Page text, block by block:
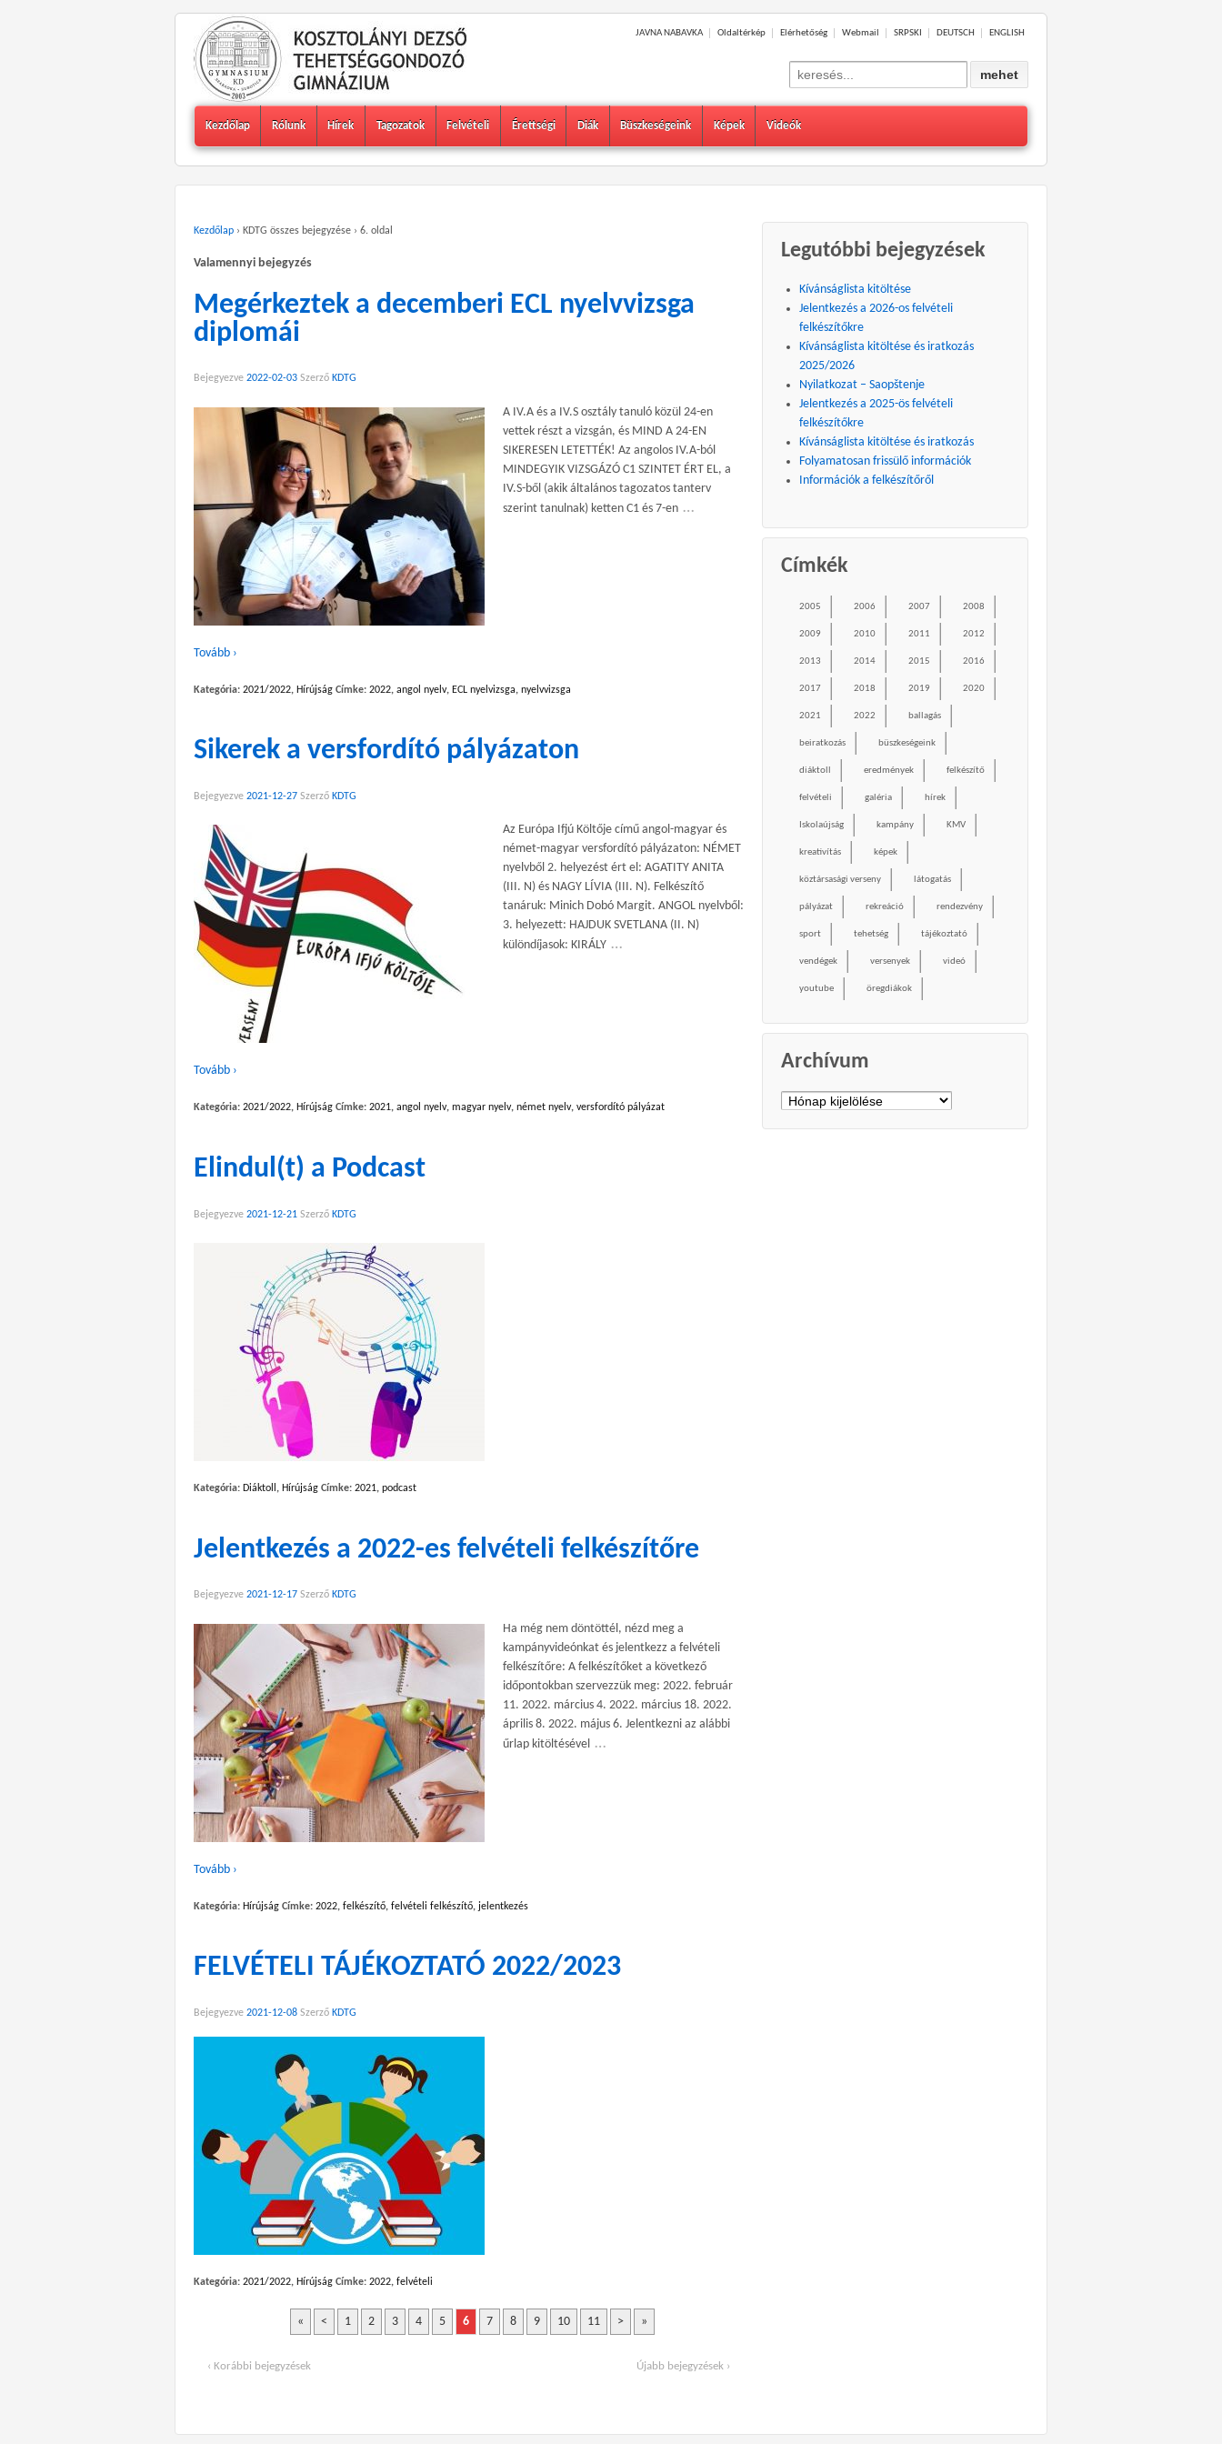
JAVNA NABAVKA Oldaltérkép Elérhetőség Webmail SRPSKI DEUTSCH ENGLISH
Search
for:
Kezdőlap Rólunk Hírek Tagozatok Felvételi Érettségi Diák Büszkeségeink Képek Videók
Kezdőlap › KDTG összes bejegyzése › 6. oldal
Valamennyi bejegyzés
Megérkeztek a decemberi ECL nyelvvizsga
diplomái
Bejegyezve 2022-02-03 Szerző KDTG
A IV.A és a IV.S osztály tanuló közül 24-en
vettek részt a vizsgán, és MIND A 24-EN
SIKERESEN LETETTÉK! Az angolos IV.A-ból
MINDEGYIK VIZSGÁZÓ C1 SZINTET ÉRT EL, a
IV.S-ből (akik általános tagozatos tanterv
szerint tanulnak) ketten C1 és 7-en …
Tovább ›
Kategória: 2021/2022, Hírújság Címke: 2022, angol nyelv, ECL nyelvizsga, nyelvvizsga
Sikerek a versfordító pályázaton
Bejegyezve 2021-12-27 Szerző KDTG
Az Európa Ifjú Költője című angol-magyar és
német-magyar versfordító pályázaton: NÉMET
nyelvből 2. helyezést ért el: AGATITY ANITA
(III. N) és NAGY LÍVIA (III. N). Felkészítő
tanáruk: Minich Dobó Margit. ANGOL nyelvből:
3. helyezett: HAJDUK SVETLANA (II. N)
különdíjasok: KIRÁLY …
Tovább ›
Kategória: 2021/2022, Hírújság Címke: 2021, angol nyelv, magyar nyelv, német nyelv, versfordító pályázat
Elindul(t) a Podcast
Bejegyezve 2021-12-21 Szerző KDTG
Kategória: Diáktoll , Hírújság Címke: 2021, podcast
Jelentkezés a 2022-es felvételi felkészítőre
Bejegyezve 2021-12-17 Szerző KDTG
Ha még nem döntöttél, nézd meg a
kampányvideónkat és jelentkezz a felvételi
felkészítőre: A felkészítőket a következő
időpontokban szervezzük meg: 2022. február
11. 2022. március 4. 2022. március 18. 2022.
április 8. 2022. május 6. Jelentkezni az alábbi
űrlap kitöltésével …
Tovább ›
Kategória: Hírújság Címke: 2022, felkészítő, felvételi felkészítő, jelentkezés
FELVÉTELI TÁJÉKOZTATÓ 2022/2023
Bejegyezve 2021-12-08 Szerző KDTG
Kategória: 2021/2022, Hírújság Címke: 2022, felvételi
« < 1 2 3 4 5 6 7 8 9 10 11 > »
‹ Korábbi bejegyzések Újabb bejegyzések ›
Legutóbbi bejegyzések
Kívánságlista kitöltése
Jelentkezés a 2026-os felvételi
felkészítőkre
Kívánságlista kitöltése és iratkozás
2025/2026
Nyilatkozat – Saopštenje
Jelentkezés a 2025-ös felvételi
felkészítőkre
Kívánságlista kitöltése és iratkozás
Folyamatosan frissülő információk
Információk a felkészítőről
Címkék
2005 2006 2007 2008
2009 2010 2011 2012
2013 2014 2015 2016
2017 2018 2019 2020
2021 2022 ballagás
beiratkozás büszkeségeink
diáktoll eredmények felkészítő
felvételi galéria hírek
Iskolaújság kampány KMV
kreativítás képek
köztársasági verseny látogatás
pályázat rekreáció rendezvény
sport tehetség tájékoztató
vendégek versenyek videó
youtube öregdiákok
Archívum
Archívum